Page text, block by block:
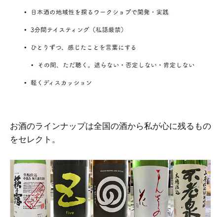
お酒のラインナップは全国の酒から私が心に残るもの
をセレクト。